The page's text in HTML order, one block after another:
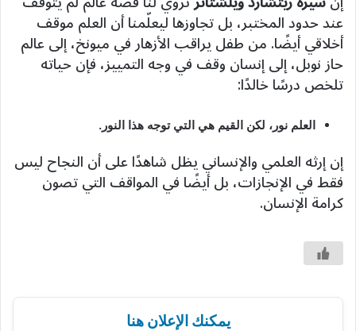
عند حدود المختبر، بل تجاوزها ليعلّمنا أن العلم موقف
أخلاقي أيضًا. من طفل يراقب الأزهار في ميونخ، إلى عالم
حاز نوبل، إلى إنسان وقف في وجه التمييز، فإن حياته
تلخص درسًا خالدًا:
العلم نور، لكن القيم هي التي توجه هذا النور.
إن إرثه العلمي والإنساني يظل شاهدًا على أن النجاح ليس
فقط في الإنجازات، بل أيضًا في المواقف التي تصون
كرامة الإنسان.
يمكنك الإعلان هنا